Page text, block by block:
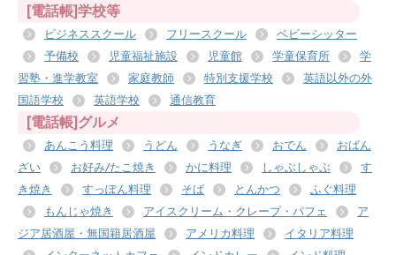
[電話帳]学校等
ビジネススクール フリースクール
ベビーシッター
予備校
児童福祉施設 児童館 学童保育所
学
習塾・進学教室
家庭教師 特別支援学校
英語以外の外
国語学校
英語学校 通信教育
[電話帳]グルメ
あんこう料理 うどん うなぎ おでん
おばん
ざい
お好み/たこ焼き かに料理 しゃぶしゃぶ
す
き焼き
すっぽん料理 そば とんかつ
ふぐ料理
もんじゃ焼き
アイスクリーム・クレープ・パフェ
ア
ジア居酒屋・無国籍居酒屋
アメリカ料理
イタリア料理